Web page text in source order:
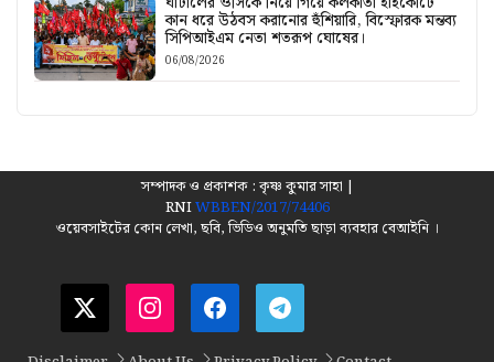
কান ধরে উঠবস করানোর হুঁশিয়ারি, বিস্ফোরক মন্তব্য
সিপিআইএম নেতা শতরূপ ঘোষের।
06/08/2026
সম্পাদক ও প্রকাশক : কৃষ্ণ কুমার সাহা |
RNIWBBEN/2017/74406
ওয়েবসাইটের কোন লেখা, ছবি, ভিডিও অনুমতি ছাড়া ব্যবহার বেআইনি ।